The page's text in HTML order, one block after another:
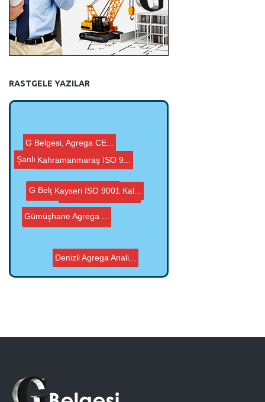
RASTGELE YAZILAR
Bursa G Belgesi, Agr...
G Belgesi, Agrega CE...
Balıkesir G Belgesi...
G Belgesi, Agrega CE...
Kayseri Agrega Anali...
Şanlıurfa ISO 9001...
Gümüşhane Agrega ...
Denizli Agrega Anali...
Kahramanmaraş ISO 9...